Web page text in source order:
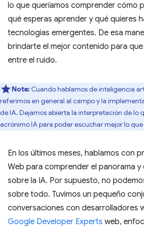
lo que queríamos comprender cómo
qué esperas aprender y qué quieres
tecnologías emergentes. De esa
brindarte el mejor contenido para
entre el ruido.
Nota: Cuando hablamos de inteligencia
referimos en general al campo y la
de IA. Dejamos abierta la interpretación de lo
acrónimo IA para poder escuchar mejor lo
En los últimos meses, hablamos con
Web para comprender el panorama y
sobre la IA. Por supuesto, no
sobre todo. Tuvimos un pequeño
conversaciones con desarrolladores
Google Developer Experts web,